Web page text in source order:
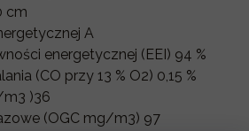
cm
A
energetycznej (EEI) 94 %
(CO przy 13 % O2) 0,15 %
m3 )36
(OGC mg/m3) 97